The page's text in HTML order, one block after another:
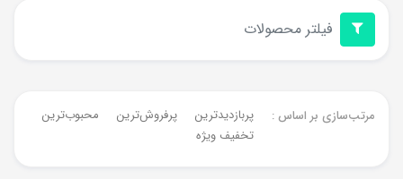
فیلتر محصولات
مرتب‌سازی بر اساس : پربازدیدترین پرفروش‌ترین‌ محبوب‌ترین
تخفیف ویژه